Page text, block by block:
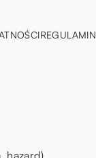
REGULAMIN
hazard)